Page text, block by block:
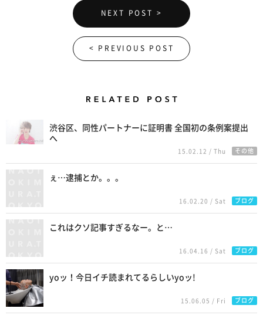
NEXT POST >
< PREVIOUS POST
渋谷区、同性パートナーに証明書 全国初の条例案提出
へ
15.02.12 / Thu その他
ぇ…逮捕とか。。。
16.02.20 / Sat ブログ
これはクソ記事すぎるなー。と…
16.04.16 / Sat ブログ
yoッ！今日イチ読まれてるらしいyoッ!
15.06.05 / Fri ブログ